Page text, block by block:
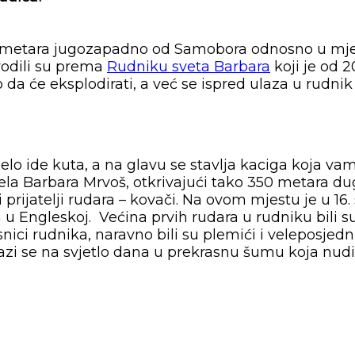
jugozapadno od Samobora odnosno u
su prema Rudniku sveta Barbara koji je od
će eksplodirati, a već se ispred ulaza u
ide kuta, a na glavu se stavlja kaciga koja
Barbara Mrvoš, otkrivajući tako 350 metara
rudara – kovači. Na ovom mjestu je u
Engleskoj. Većina prvih rudara u rudniku bili
rudnika, naravno bili su plemići i
se na svjetlo dana u prekrasnu šumu koja